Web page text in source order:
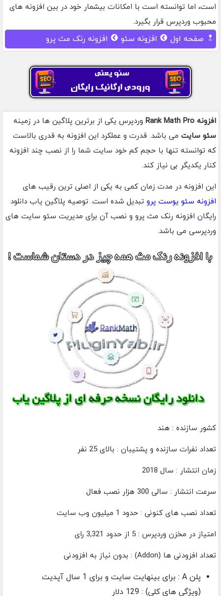
است، اما توانسته است با امکانات بیشمار خود در بین افزونه های
محبوب وردپرس قرار بگیرد.
صفحه اول افزونه سئو افزونه رنک مث پرو
افزونه Rank Math Pro
وردپرس یکی از برترین پلاگین ها در زمینه
سئو سایت می باشد. قدرت و عملکرد این افزونه به قدری بالاست
که توانسته تنها با حجم کم خود سایت شما را از نصب چند افزونه
کنار یکدیگر بی نیاز کند.
این افزونه در مدت زمان کمی به یکی از اصلی ترین رقیب های
افزونه سئو یوست پرو تبدیل شده است. توصیه پلاگین یاب دانلود
رایگان افزونه رنک مث پرو و نصب آن برای مدیریت سئو سایت های
وردپرسی می باشد.
کشور سازنده : هند
تعداد نفرات سازنده و پشتیبان : بالای 25 نفر
زمان انتشار : سال 2018
سرعت انتشار : سالی 300 هزار نصب فعال
تعداد نصب های کنونی : حدود 1 میلیون وب سایت
امتیاز در مخزن وردپرس : 5 از حدود 3,321 رای
تعداد افزودنی ها (Addon) : بدون نیاز به افزودنی
پلن A : برای بینهایت سایت و برای 1 سال آپدیت
(ویژگی های کلی) : 129 دلار